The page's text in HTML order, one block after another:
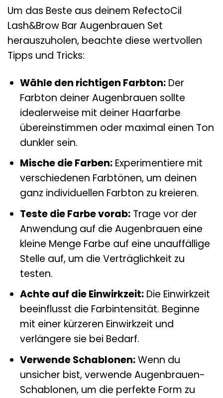
Um das Beste aus deinem RefectoCil
Lash&Brow Bar Augenbrauen Set
herauszuholen, beachte diese wertvollen
Tipps und Tricks:
Wähle den richtigen Farbton:Der
Farbton deiner Augenbrauen sollte
idealerweise mit deiner Haarfarbe
übereinstimmen oder maximal einen Ton
dunkler sein.
Mische die Farben:Experimentiere mit
verschiedenen Farbtönen, um deinen
ganz individuellen Farbton zu kreieren.
Teste die Farbe vorab:Trage vor der
Anwendung auf die Augenbrauen eine
kleine Menge Farbe auf eine unauffällige
Stelle auf, um die Verträglichkeit zu
testen.
Achte auf die Einwirkzeit:Die Einwirkzeit
beeinflusst die Farbintensität. Beginne
mit einer kürzeren Einwirkzeit und
verlängere sie bei Bedarf.
Verwende Schablonen:Wenn du
unsicher bist, verwende Augenbrauen-
Schablonen, um die perfekte Form zu